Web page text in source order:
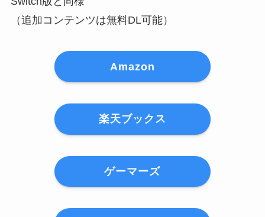
（追加コンテンツは無料DL可能）
Amazon
楽天ブックス
ゲーマーズ